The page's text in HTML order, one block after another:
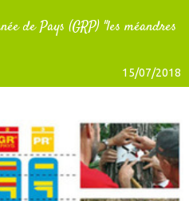
de Pays (GRP) "les méandres
15/07/2018